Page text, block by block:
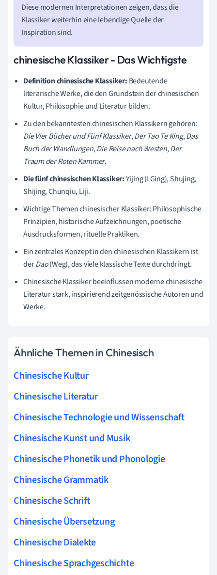
Diese modernen Interpretationen zeigen, dass die
Klassiker weiterhin eine lebendige Quelle der
Inspiration sind.
chinesische Klassiker - Das Wichtigste
Definition chinesische Klassiker: Bedeutende
literarische Werke, die den Grundstein der chinesischen
Kultur, Philosophie und Literatur bilden.
Zu den bekanntesten chinesischen Klassikern gehören:
Die Vier Bücher und Fünf Klassiker,Der Tao Te King,Das
Buch der Wandlungen,Die Reise nach Westen,Der
Traum der Roten Kammer.
Die fünf chinesischen Klassiker:Yijing (I Ging), Shujing,
Shijing, Chunqiu, Liji.
Wichtige Themen chinesischer Klassiker: Philosophische
Prinzipien, historische Aufzeichnungen, poetische
Ausdrucksformen, rituelle Praktiken.
Ein zentrales Konzept in den chinesischen Klassikern ist
derDao(Weg), das viele klassische Texte durchdringt.
Chinesische Klassiker beeinflussen moderne chinesische
Literatur stark, inspirierend zeitgenössische Autoren und
Werke.
Ähnliche Themen in Chinesisch
Chinesische Kultur
Chinesische Literatur
Chinesische Technologie und Wissenschaft
Chinesische Kunst und Musik
Chinesische Phonetik und Phonologie
Chinesische Grammatik
Chinesische Schrift
Chinesische Übersetzung
Chinesische Dialekte
Chinesische Sprachgeschichte